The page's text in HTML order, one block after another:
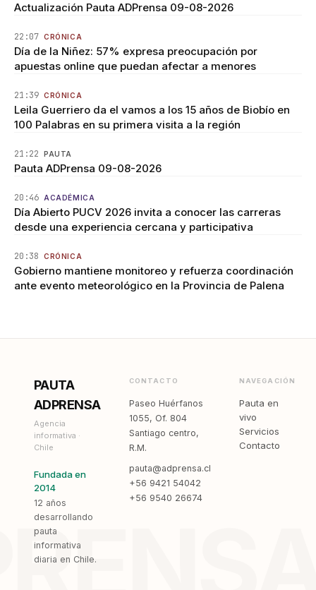
Actualización Pauta ADPrensa 09-08-2026
22:07 CRÓNICA
Día de la Niñez: 57% expresa preocupación por
apuestas online que puedan afectar a menores
21:39 CRÓNICA
Leila Guerriero da el vamos a los 15 años de Biobío en
100 Palabras en su primera visita a la región
21:22 PAUTA
Pauta ADPrensa 09-08-2026
20:46 ACADÉMICA
Día Abierto PUCV 2026 invita a conocer las carreras
desde una experiencia cercana y participativa
20:38 CRÓNICA
Gobierno mantiene monitoreo y refuerza coordinación
ante evento meteorológico en la Provincia de Palena
PAUTA
ADPRENSA
Agencia
informativa ·
Chile
Fundada en
2014
12 años
desarrollando
pauta
informativa
diaria en Chile.
CONTACTO
Paseo Huérfanos
1055, Of. 804
Santiago centro,
R.M.
pauta@adprensa.cl
+56 9421 54042
+56 9540 26674
NAVEGACIÓN
Pauta en
vivo
Servicios
Contacto